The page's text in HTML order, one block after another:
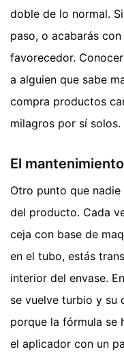
doble de lo normal.
paso, o acabarás
favorecedor.
a alguien que sabe
compra productos
milagros por sí solos.
El
Otro punto que
del producto. Cada
ceja con base de
en el tubo, estás
interior del envase.
se vuelve turbio y su
porque la fórmula se
el aplicador con un